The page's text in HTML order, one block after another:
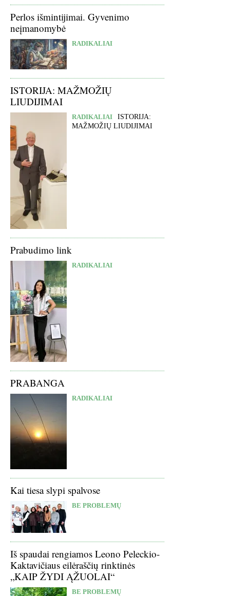
Perlos išmintijimai. Gyvenimo
neįmanomybė
RADIKALIAI
ISTORIJA: MAŽMOŽIŲ
LIUDIJIMAI
RADIKALIAI
ISTORIJA:
MAŽMOŽIŲ LIUDIJIMAI
Prabudimo link
RADIKALIAI
PRABANGA
RADIKALIAI
Kai tiesa slypi spalvose
BE PROBLEMŲ
Iš spaudai rengiamos Leono Peleckio-
Kaktavičiaus eilėraščių rinktinės
„KAIP ŽYDI ĄŽUOLAI“
BE PROBLEMŲ